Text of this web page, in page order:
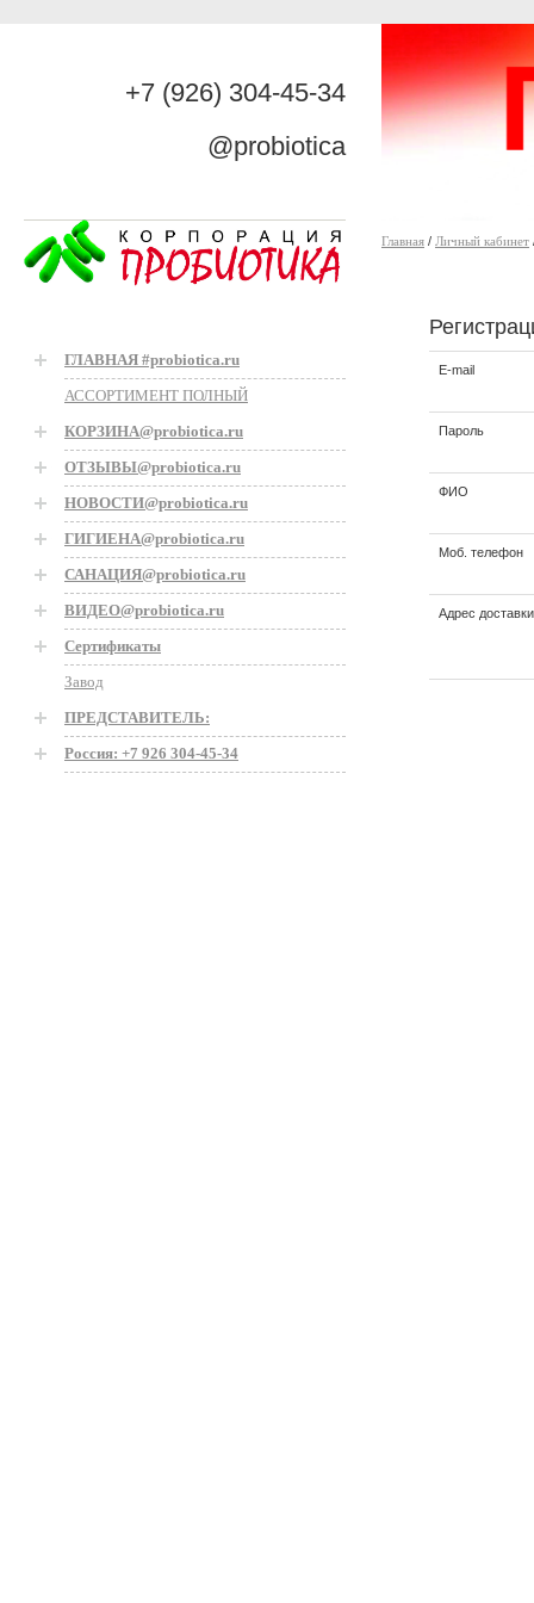
+7 (926) 304-45-34
@probiotica
ГЛАВНАЯ #probiotica.ru
АССОРТИМЕНТ ПОЛНЫЙ
КОРЗИНА@probiotica.ru
ОТЗЫВЫ@probiotica.ru
НОВОСТИ@probiotica.ru
ГИГИЕНА@probiotica.ru
САНАЦИЯ@probiotica.ru
ВИДЕО@probiotica.ru
Сертификаты
Завод
ПРЕДСТАВИТЕЛЬ:
Россия: +7 926 304-45-34
Главная / Личный кабинет
E-mail
Пароль
ФИО
Моб. телефон
Адрес доставки